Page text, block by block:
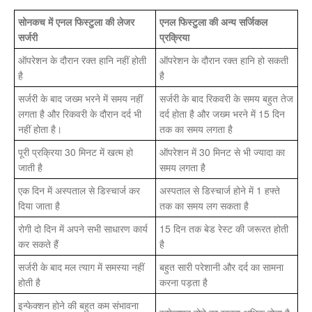
सोनकच में एनल फिस्टुला की लेजर
सर्जरी
एनल फिस्टुला की अन्य सर्जिकल
प्रक्रिया
ऑपरेशन के दौरान रक्त हानि नहीं होती
है
ऑपरेशन के दौरान रक्त हानि हो सकती
है
सर्जरी के बाद जख्म भरने में समय नहीं
लगता है और रिकवरी के दौरान दर्द भी
नहीं होता है।
सर्जरी के बाद रिकवरी के समय बहुत तेज
दर्द होता है और जख्म भरने में 15 दिन
तक का समय लगता है
पूरी प्रक्रिया 30 मिनट में खत्म हो
जाती है
ऑपरेशन में 30 मिनट से भी ज्यादा का
समय लगता है
एक दिन में अस्पताल से डिस्चार्ज कर
दिया जाता है
अस्पताल से डिस्चार्ज होने में 1 हफ्ते
तक का समय लग सकता है
रोगी दो दिन में अपने सभी साधारण कार्य
कर सकते हैं
15 दिन तक बेड रेस्ट की जरूरत होती
है
सर्जरी के बाद मल त्याग में समस्या नहीं
होती है
बहुत सारी परेशानी और दर्द का सामना
करना पड़ता है
इन्फेक्शन होने की बहुत कम संभावना